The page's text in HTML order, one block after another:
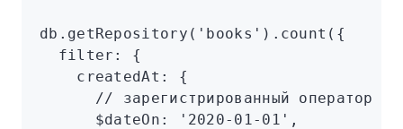
db .getRepository ( 'books' ) .count ({
  filter
:
{
    createdAt
:
{
      // зарегистрированный оператор
      $dateOn
: '2020-01-01' ,